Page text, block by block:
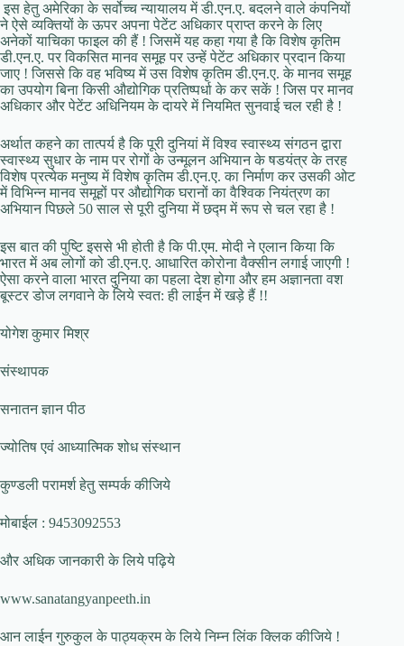
इस हेतु अमेरिका के सर्वोच्च न्यायालय में डी.एन.ए. बदलने वाले कंपनियों
ने ऐसे व्यक्तियों के ऊपर अपना पेटेंट अधिकार प्राप्त करने के लिए
अनेकों याचिका फाइल की हैं ! जिसमें यह कहा गया है कि विशेष कृतिम
डी.एन.ए. पर विकसित मानव समूह पर उन्हें पेटेंट अधिकार प्रदान किया
जाए ! जिससे कि वह भविष्य में उस विशेष कृतिम डी.एन.ए. के मानव समूह
का उपयोग बिना किसी औद्योगिक प्रतिष्पर्धा के कर सकें ! जिस पर मानव
अधिकार और पेटेंट अधिनियम के दायरे में नियमित सुनवाई चल रही है !
अर्थात कहने का तात्पर्य है कि पूरी दुनियां में विश्व स्वास्थ्य संगठन द्वारा
स्वास्थ्य सुधार के नाम पर रोगों के उन्मूलन अभियान के षडयंत्र के तरह
विशेष प्रत्येक मनुष्य में विशेष कृतिम डी.एन.ए. का निर्माण कर उसकी ओट
में विभिन्न मानव समूहों पर औद्योगिक घरानों का वैश्विक नियंत्रण का
अभियान पिछले 50 साल से पूरी दुनिया में छद्म में रूप से चल रहा है !
इस बात की पुष्टि इससे भी होती है कि पी.एम. मोदी ने एलान किया कि
भारत में अब लोगों को डी.एन.ए. आधारित कोरोना वैक्सीन लगाई जाएगी !
ऐसा करने वाला भारत दुनिया का पहला देश होगा और हम अज्ञानता वश
बूस्टर डोज लगवाने के लिये स्वत: ही लाईन में खड़े हैं !!
योगेश कुमार मिश्र
संस्थापक
सनातन ज्ञान पीठ
ज्योतिष एवं आध्यात्मिक शोध संस्थान
कुण्डली परामर्श हेतु सम्पर्क कीजिये
मोबाईल : 9453092553
और अधिक जानकारी के लिये पढ़िये
www.sanatangyanpeeth.in
आन लाईन गुरुकुल के पाठ्यक्रम के लिये निम्न लिंक क्लिक कीजिये !